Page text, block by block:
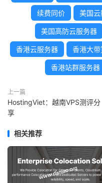
续费同价 美国
美国高防云服务器
香港云服务器 香港大
香港站群服务器
上一篇
HostingViet：越南VPS测评分
享
相关推荐